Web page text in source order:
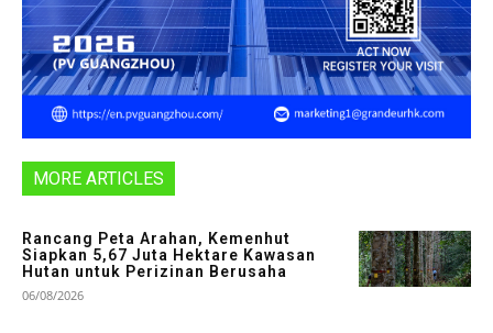
MORE ARTICLES
Rancang Peta Arahan, Kemenhut
Siapkan 5,67 Juta Hektare Kawasan
Hutan untuk Perizinan Berusaha
06/08/2026